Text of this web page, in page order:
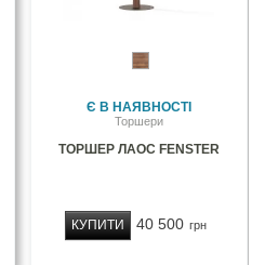
Є В НАЯВНОСТІ
Торшери
ТОРШЕР ЛАОС FENSTER
40 500 грн
КУПИТИ